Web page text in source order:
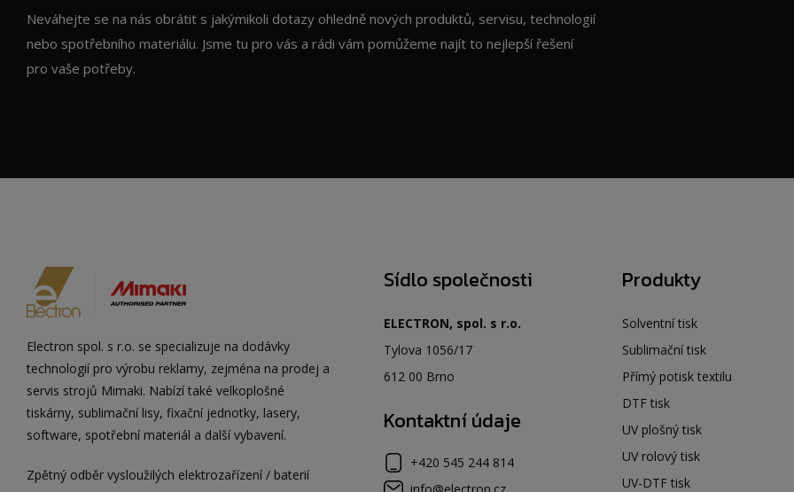
Neváhejte se na nás obrátit s jakýmikoli dotazy ohledně nových produktů, servisu, technologií
nebo spotřebního materiálu. Jsme tu pro vás a rádi vám pomůžeme najít to nejlepší řešení
pro vaše potřeby.
Electron spol. s r.o. se specializuje na dodávky
technologií pro výrobu reklamy, zejména na prodej a
servis strojů Mimaki. Nabízí také velkoplošné
tiskárny, sublimační lisy, fixační jednotky, lasery,
software, spotřební materiál a další vybavení.
Zpětný odběr vysloužilých elektrozařízení / baterií
Sídlo společnosti
ELECTRON, spol. s r.o.
Tylova 1056/17
612 00 Brno
Kontaktní údaje
+420 545 244 814
Produkty
Solventní tisk
Sublimační tisk
Přímý potisk textilu
DTF tisk
UV plošný tisk
UV rolový tisk
UV-DTF tisk